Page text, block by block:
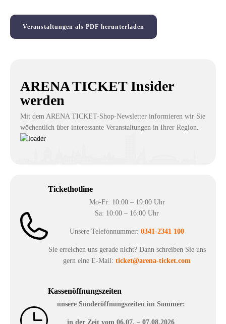
Veranstaltungen als PDF herunterladen
ARENA TICKET Insider
werden
Mit dem ARENA TICKET-Shop-Newsletter informieren wir Sie
wöchentlich über interessante Veranstaltungen in Ihrer Region.
Tickethotline
Mo-Fr: 10:00 – 19:00 Uhr
Sa: 10:00 – 16:00 Uhr
Unsere Telefonnummer: 0341-2341 100
Sie erreichen uns gerade nicht? Dann schreiben Sie uns
gern eine E-Mail: ticket@arena-ticket.com
Kassenöffnungszeiten
unsere Sonderöffnungszeiten im Sommer:
in der Zeit vom 06.07. – 07.08.2026